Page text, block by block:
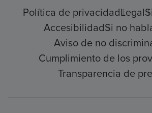
Política de privacidadLegal
AccesibilidadSi no
Aviso de no
Cumplimiento de los
Transparencia de